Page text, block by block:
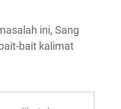
ini, Sang
bait kalimat